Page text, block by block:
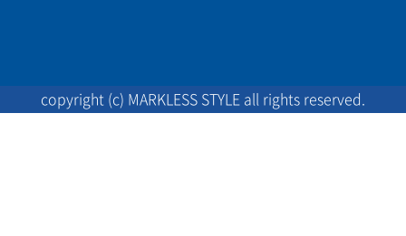
copyright (c) MARKLESS STYLE all rights reserved.